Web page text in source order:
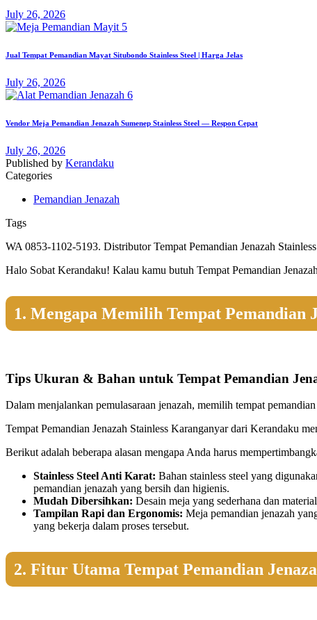
July 26, 2026
Jual Tempat Pemandian Mayat Situbondo Stainless Steel | Harga Jelas
July 26, 2026
Vendor Meja Pemandian Jenazah Sumenep Stainless Steel — Respon Cepat
July 26, 2026
Published by Kerandaku
Categories
Pemandian Jenazah
Tags
WA 0853-1102-5193. Distributor Tempat Pemandian Jenazah
Halo Sobat Kerandaku! Kalau kamu butuh Tempat Pemandian
1. Mengapa Memilih Tempat Pemandian
Tips Ukuran & Bahan untuk Tempat Pemandian
Dalam menjalankan pemulasaraan jenazah, memilih tempat
Tempat Pemandian Jenazah Stainless Karanganyar dari Kerandaku
Berikut adalah beberapa alasan mengapa Anda harus
Stainless Steel Anti Karat: Bahan stainless steel yang
pemandian jenazah yang bersih dan higienis.
Mudah Dibersihkan: Desain meja yang sederhana dan
Tampilan Rapi dan Ergonomis: Meja pemandian jenazah
yang bekerja dalam proses tersebut.
2. Fitur Utama Tempat Pemandian